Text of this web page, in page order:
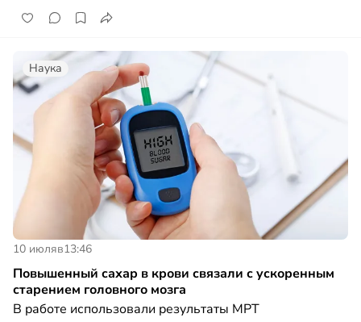
Наука
10 июляв13:46
Повышенный сахар в крови связали с ускоренным
старением головного мозга
В работе использовали результаты МРТ